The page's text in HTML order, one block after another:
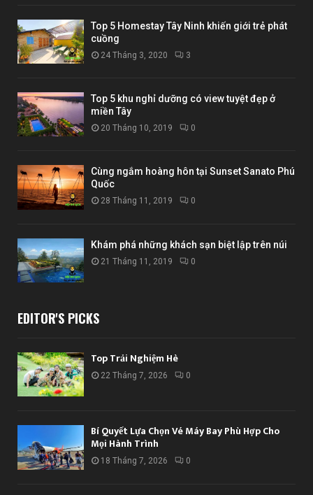
Top 5 Homestay Tây Ninh khiến giới trẻ phát
cuồng
24 Tháng 3, 2020 3
Top 5 khu nghỉ dưỡng có view tuyệt đẹp ở
miền Tây
20 Tháng 10, 2019 0
Cùng ngắm hoàng hôn tại Sunset Sanato Phú
Quốc
28 Tháng 11, 2019 0
Khám phá những khách sạn biệt lập trên núi
21 Tháng 11, 2019 0
EDITOR'S PICKS
Top Trải Nghiệm Hè
22 Tháng 7, 2026 0
Bí Quyết Lựa Chọn Vé Máy Bay Phù Hợp Cho
Mọi Hành Trình
18 Tháng 7, 2026 0